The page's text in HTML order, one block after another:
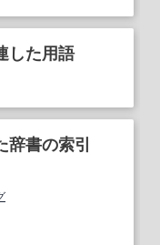
した用語
辞書の索引